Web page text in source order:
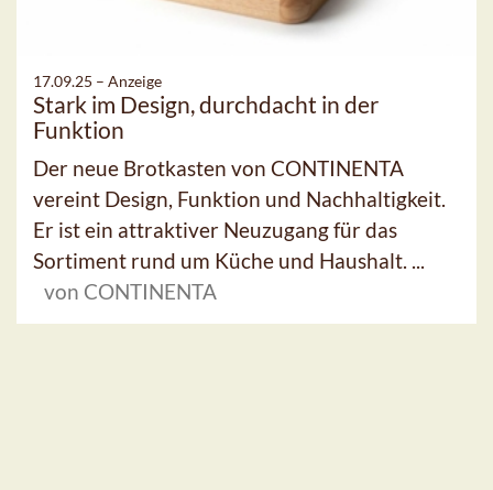
17.09.25 – Anzeige
Stark im Design, durchdacht in der
Funktion
Der neue Brotkasten von CONTINENTA
vereint Design, Funktion und Nachhaltigkeit.
Er ist ein attraktiver Neuzugang für das
Sortiment rund um Küche und Haushalt. ...
von CONTINENTA